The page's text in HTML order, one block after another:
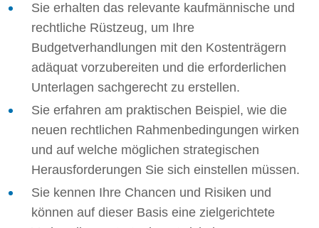
Sie erhalten das relevante kaufmännische und
rechtliche Rüstzeug, um Ihre
Budgetverhandlungen mit den Kostenträgern
adäquat vorzubereiten und die erforderlichen
Unterlagen sachgerecht zu erstellen.
Sie erfahren am praktischen Beispiel, wie die
neuen rechtlichen Rahmenbedingungen wirken
und auf welche möglichen strategischen
Herausforderungen Sie sich einstellen müssen.
Sie kennen Ihre Chancen und Risiken und
können auf dieser Basis eine zielgerichtete